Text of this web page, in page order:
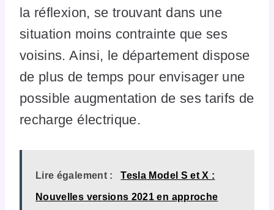
la réflexion, se trouvant dans une
situation moins contrainte que ses
voisins. Ainsi, le département dispose
de plus de temps pour envisager une
possible augmentation de ses tarifs de
recharge électrique.
Lire également : Tesla Model S et X :
Nouvelles versions 2021 en approche